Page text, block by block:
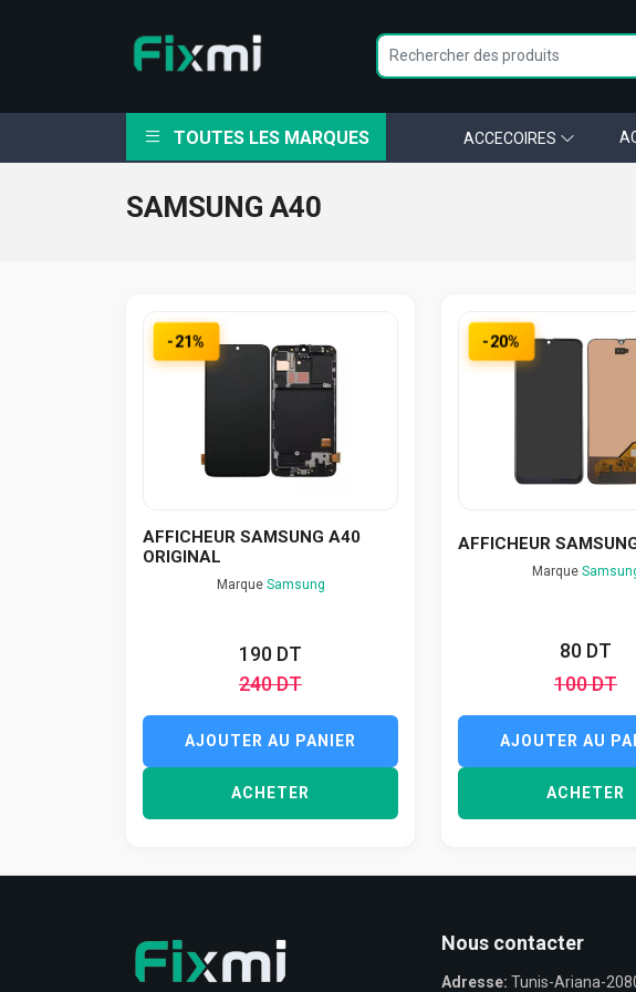
TOUTES LES MARQUES ACCECOIRES
SAMSUNG A40
-21%
AFFICHEUR SAMSUNG A40
ORIGINAL
Marque Samsung
190 DT
240 DT
AJOUTER AU PANIER
ACHETER
-20%
AFFICHEUR
Marque
80 DT
100 DT
AJOUTER AU
ACHETER
Nous contacter
Adresse: Tunis-Ariana-